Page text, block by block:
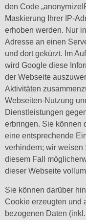
den Code
Maskierung Ihrer IP-
erhoben werden. Nur
Adresse an einen
und dort gekürzt. Im
wird Google diese
der Webseite
Aktivitäten
Webseiten-Nutzung
Dienstleistungen
erbringen. Sie können
eine entsprechende
verhindern; wir weisen
diesem Fall
dieser Webseite
Sie können darüber
Cookie erzeugten und
bezogenen Daten